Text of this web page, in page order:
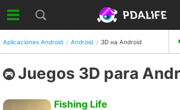
Aplicaciones Android Android 3D на Android
Juegos 3D para
Fishing Life